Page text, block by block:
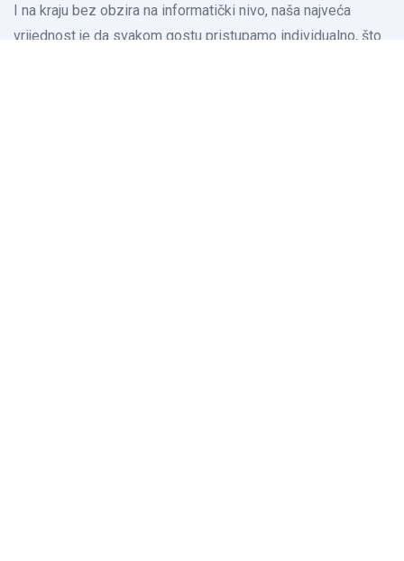
I na kraju bez obzira na informatički nivo, naša najveća
vrijednost je da svakom gostu pristupamo individualno, što